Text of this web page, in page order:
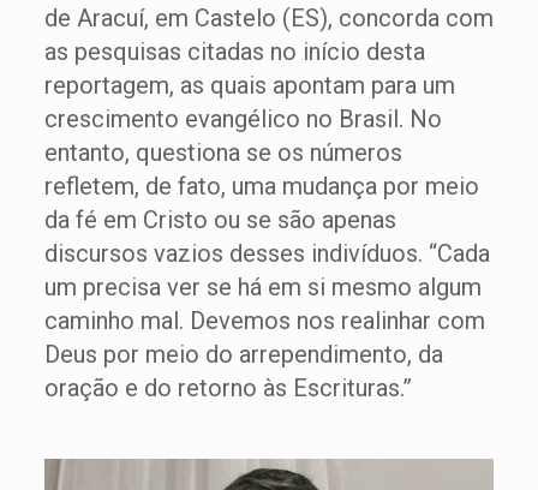
de Aracuí, em Castelo (ES), concorda com
as pesquisas citadas no início desta
reportagem, as quais apontam para um
crescimento evangélico no Brasil. No
entanto, questiona se os números
refletem, de fato, uma mudança por meio
da fé em Cristo ou se são apenas
discursos vazios desses indivíduos. “Cada
um precisa ver se há em si mesmo algum
caminho mal. Devemos nos realinhar com
Deus por meio do arrependimento, da
oração e do retorno às Escrituras.”